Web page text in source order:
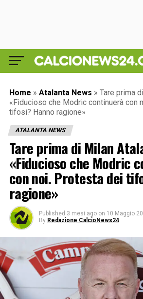
Home » Atalanta News » Tare prima
«Fiducioso che Modric continuerà con
tifosi? Hanno ragione»
ATALANTA NEWS
Tare prima di Milan
«Fiducioso che Modric
con noi. Protesta dei
ragione»
Published 3 mesi ago on 10 Maggio
By Redazione CalcioNews24